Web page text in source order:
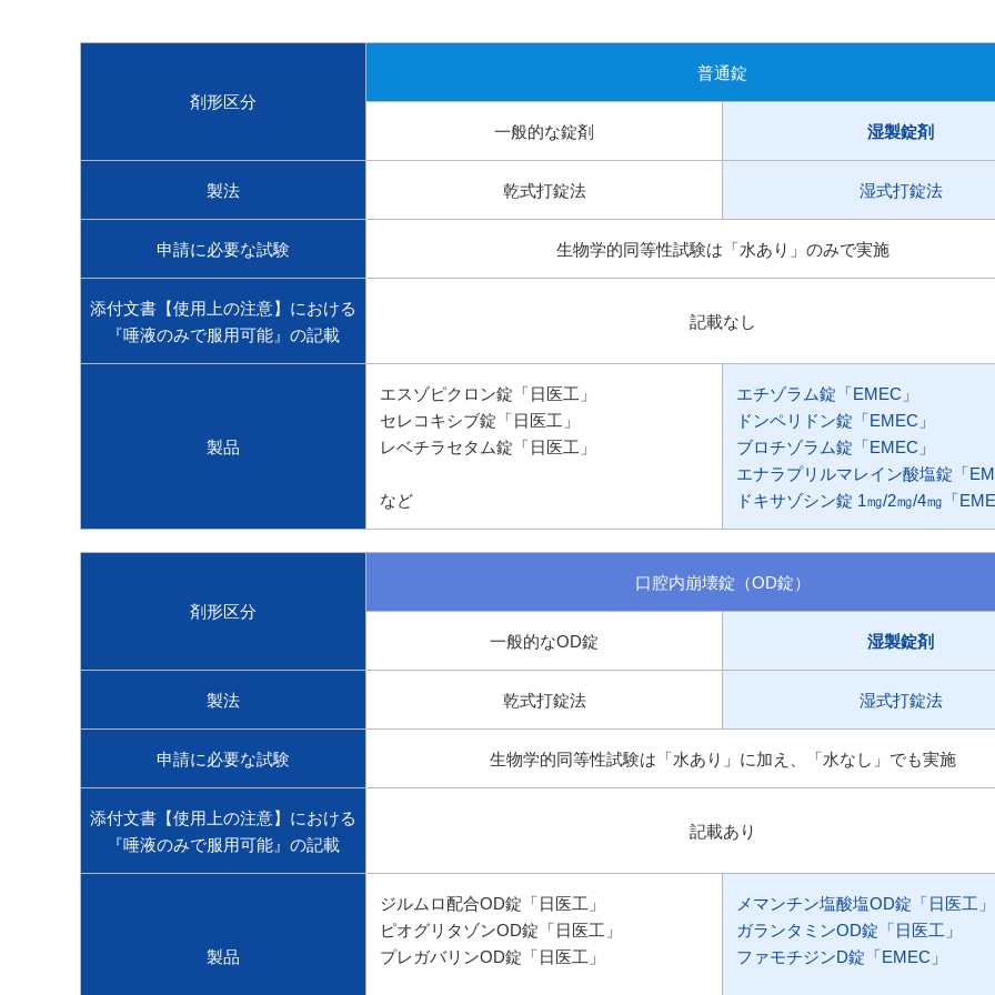
剤形区分
普通錠
一般的な錠剤 湿製錠剤
製法 乾式打錠法 湿式打錠法
申請に必要な試験 生物学的同等性試験は「水あり」のみで実施
添付文書【使用上の注意】における
『唾液のみで服用可能』の記載
記載なし
製品
エスゾピクロン錠「日医工」
セレコキシブ錠「日医工」
レベチラセタム錠「日医工」
など
エチゾラム錠「EMEC」
ドンペリドン錠「EMEC」
ブロチゾラム錠「EMEC」
エナラプリルマレイン酸塩錠「
ドキサゾシン錠 1㎎/2㎎/4㎎「
剤形区分
口腔内崩壊錠（OD錠）
一般的なOD錠 湿製錠剤
製法 乾式打錠法 湿式打錠法
申請に必要な試験 生物学的同等性試験は「水あり」に加え、「水なし」でも実施
添付文書【使用上の注意】における
『唾液のみで服用可能』の記載
記載あり
製品
ジルムロ配合OD錠「日医工」
ピオグリタゾンOD錠「日医工」
プレガバリンOD錠「日医工」
メマンチン塩酸塩OD錠「日医工」
ガランタミンOD錠「日医工」
ファモチジンD錠「EMEC」